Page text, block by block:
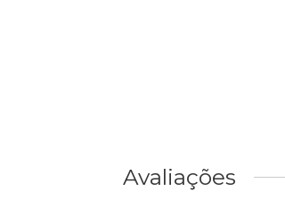
Avaliações